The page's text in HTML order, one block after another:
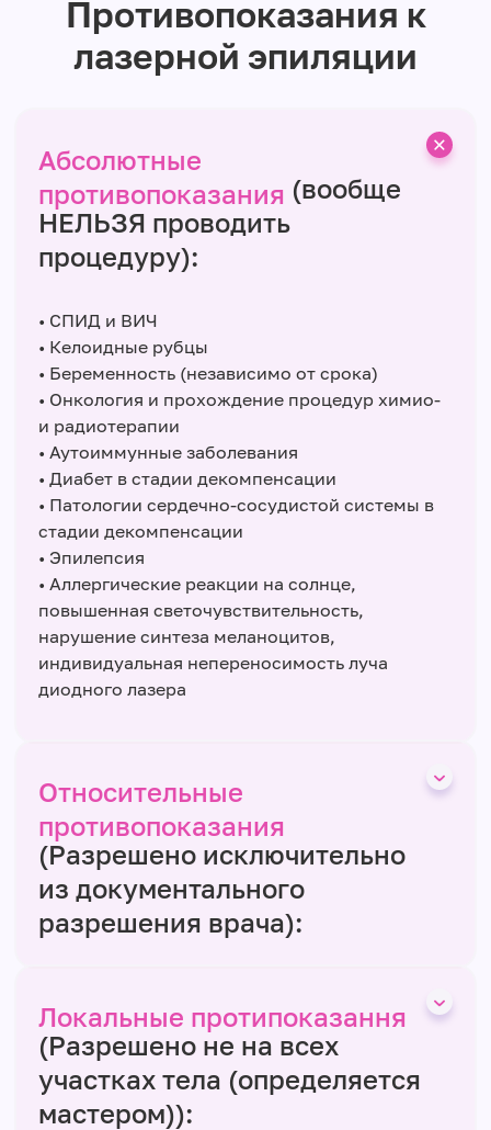
Противопоказания к
лазерной эпиляции
Абсолютные
противопоказания (вообще
НЕЛЬЗЯ проводить
процедуру):
• СПИД и ВИЧ
• Келоидные рубцы
• Беременность (независимо от срока)
• Онкология и прохождение процедур химио-
и радиотерапии
• Аутоиммунные заболевания
• Диабет в стадии декомпенсации
• Патологии сердечно-сосудистой системы в
стадии декомпенсации
• Эпилепсия
• Аллергические реакции на солнце,
повышенная светочувствительность,
нарушение синтеза меланоцитов,
индивидуальная непереносимость луча
диодного лазера
Относительные
противопоказания
(Разрешено исключительно
из документального
разрешения врача):
Локальные протипоказання
(Разрешено не на всех
участках тела (определяется
мастером)):